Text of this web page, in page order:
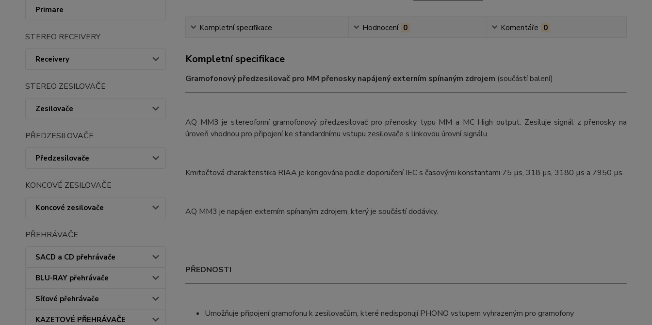
Primare
STEREO RECEIVERY
Receivery
STEREO ZESILOVAČE
Zesilovače
PŘEDZESILOVAČE
Předzesilovače
KONCOVÉ ZESILOVAČE
Koncové zesilovače
PŘEHRÁVAČE
SACD a CD přehrávače
BLU-RAY přehrávače
Síťové přehrávače
KAZETOVÉ PŘEHRÁVAČE
Kompletní specifikace Hodnocení 0 Komentáře 0
Kompletní specifikace
Gramofonový předzesilovač pro MM přenosky napájený externím spínaným zdrojem (součástí balení)
AQ MM3 je stereofonní gramofonový předzesilovač pro přenosky typu MM a MC High output. Zesiluje signál z přenosky na
úroveň vhodnou pro připojení ke standardnímu vstupu zesilovače s linkovou úrovní signálu.
Kmitočtová charakteristika RIAA je korigována podle doporučení IEC s časovými konstantami 75 µs, 318 µs, 3180 µs a 7950 µs.
AQ MM3 je napájen externím spínaným zdrojem, který je součástí dodávky.
PŘEDNOSTI
Umožňuje připojení gramofonu k zesilovačům, které nedisponují PHONO vstupem vyhrazeným pro gramofony